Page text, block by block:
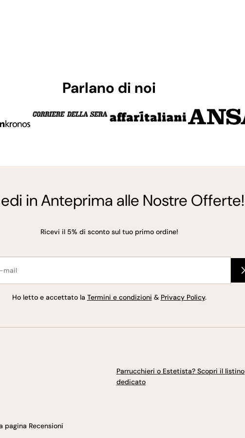
Parlano di noi
in Anteprima alle Nostre Offerte!
Ricevi il 5% di sconto sul tuo primo ordine!
Ho letto e accettato la Termini e condizioni & Privacy Policy.
pagina Recensioni
Parrucchieri o Estetista? Scopri il listino
dedicato